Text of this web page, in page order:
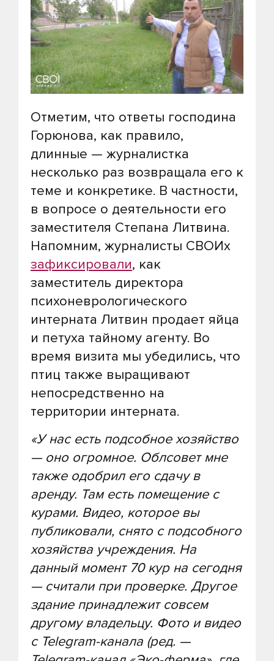
Отметим, что ответы господина
Горюнова, как правило,
длинные — журналистка
несколько раз возвращала его к
теме и конкретике. В частности,
в вопросе о деятельности его
заместителя Степана Литвина.
Напомним, журналисты СВОИх
зафиксировали, как
заместитель директора
психоневрологического
интерната Литвин продает яйца
и петуха тайному агенту. Во
время визита мы убедились, что
птиц также выращивают
непосредственно на
территории интерната.
«У нас есть подсобное хозяйство
— оно огромное. Облсовет мне
также одобрил его сдачу в
аренду. Там есть помещение с
курами. Видео, которое вы
публиковали, снято с подсобного
хозяйства учреждения. На
данный момент 70 кур на сегодня
— считали при проверке. Другое
здание принадлежит совсем
другому владельцу. Фото и видео
с Telegram-канала (ред. —